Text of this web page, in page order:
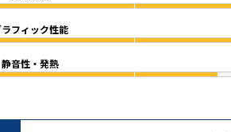
フィック性能
静音性・発熱